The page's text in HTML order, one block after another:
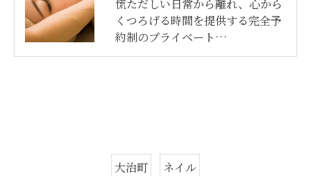
慌ただしい日常から離れ、心から
くつろげる時間を提供する完全予
約制のプライベート…
大治町 ネイル